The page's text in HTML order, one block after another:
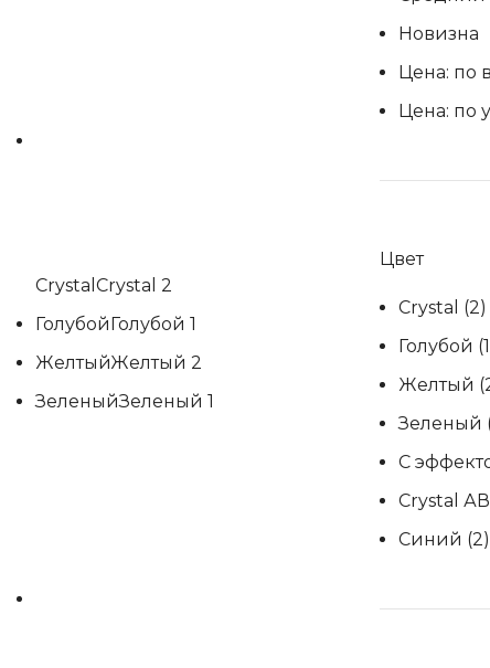
Crystal Crystal 2
ГолубойГолубой 1
ЖелтыйЖелтый 2
ЗеленыйЗеленый 1
Новизна
Цена: по
Цена: по
Цвет
Crystal (2)
Голубой
Желтый
Зеленый
С
Сrystal АВ
Синий (2)